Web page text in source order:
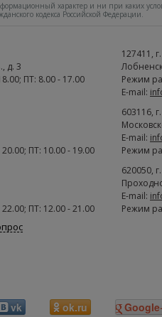
характер и ни при каких
кодекса Российской Федерации.
д. 3
ПТ: 8.00 - 17.00
127411 , г.
Режим
E-mail:
ПТ: 10.00 - 19.00
603116, г.
E-mail:
Режим
ПТ: 12.00 - 21.00
620050, г.
E-mail:
Режим
vk ok.ru